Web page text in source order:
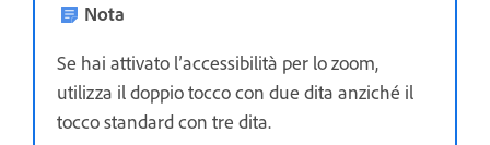
Nota
Se hai attivato l’accessibilità per lo zoom,
utilizza il doppio tocco con due dita anziché il
tocco standard con tre dita.